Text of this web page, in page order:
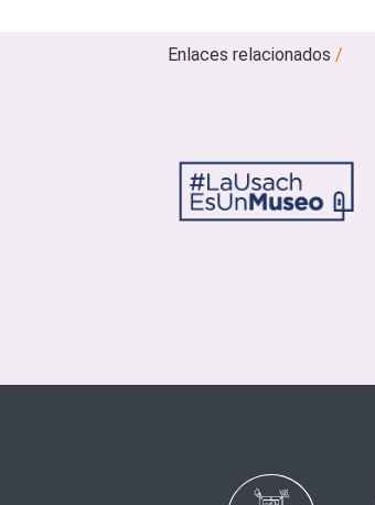
Enlaces relacionados/